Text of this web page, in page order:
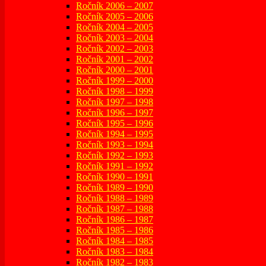
Ročník 2006 – 2007
Ročník 2005 – 2006
Ročník 2004 – 2005
Ročník 2003 – 2004
Ročník 2002 – 2003
Ročník 2001 – 2002
Ročník 2000 – 2001
Ročník 1999 – 2000
Ročník 1998 – 1999
Ročník 1997 – 1998
Ročník 1996 – 1997
Ročník 1995 – 1996
Ročník 1994 – 1995
Ročník 1993 – 1994
Ročník 1992 – 1993
Ročník 1991 – 1992
Ročník 1990 – 1991
Ročník 1989 – 1990
Ročník 1988 – 1989
Ročník 1987 – 1988
Ročník 1986 – 1987
Ročník 1985 – 1986
Ročník 1984 – 1985
Ročník 1983 – 1984
Ročník 1982 – 1983